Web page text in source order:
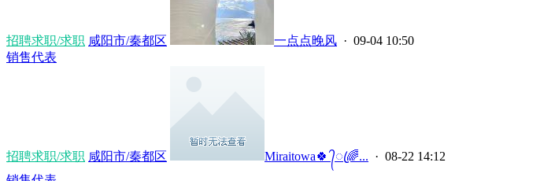
招聘求职/求职 咸阳市/秦都区 一点点晚风 · 09-04 10:50
销售代表
招聘求职/求职 咸阳市/秦都区 Miraitowa🍀 ᭄ꦿ🌈... · 08-22 14:12